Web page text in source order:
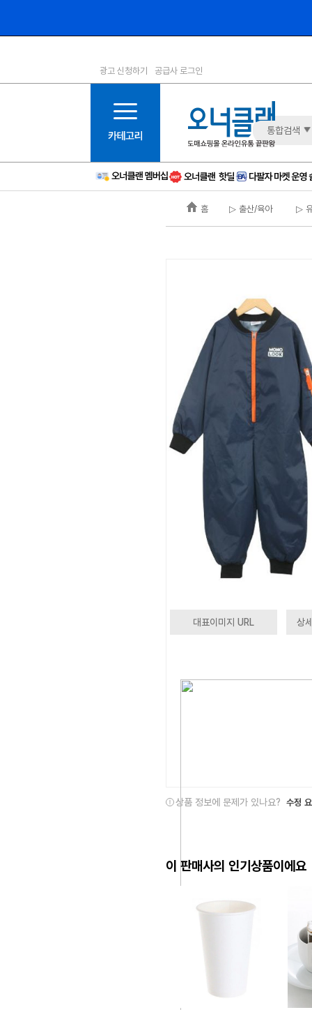
1등급
6등급
11등급
12등급
15등급
16등급
광고 신청하기 공급사 로그인
통합검색
홈 ▷ 출산/육아 ▷
대표이미지 URL 상
상품 정보에 문제가 있나요? 수정
이 판매사의 인기상품이에요